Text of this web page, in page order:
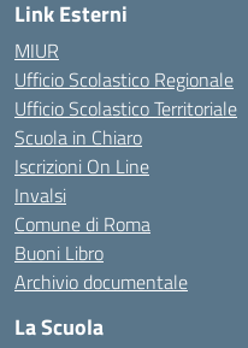
Link Esterni
MIUR
Ufficio Scolastico Regionale
Ufficio Scolastico Territoriale
Scuola in Chiaro
Iscrizioni On Line
Invalsi
Comune di Roma
Buoni Libro
Archivio documentale
La Scuola